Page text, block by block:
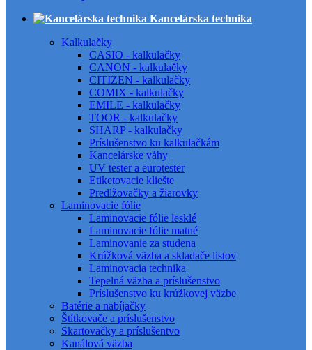
Kancelárska technika
Kalkulačky
CASIO - kalkulačky
CANON - kalkulačky
CITIZEN - kalkulačky
COMIX - kalkulačky
EMILE - kalkulačky
TOOR - kalkulačky
SHARP - kalkulačky
Príslušenstvo ku kalkulačkám
Kancelárske váhy
UV tester a eurotester
Etiketovacie kliešte
Predlžovačky a žiarovky
Laminovacie fólie
Laminovacie fólie lesklé
Laminovacie fólie matné
Laminovanie za studena
Krúžková väzba a skladače listov
Laminovacia technika
Tepelná väzba a príslušenstvo
Príslušenstvo ku krúžkovej väzbe
Batérie a nabíjačky
Štítkovače a príslušenstvo
Skartovačky a príslušentvo
Kanálová väzba